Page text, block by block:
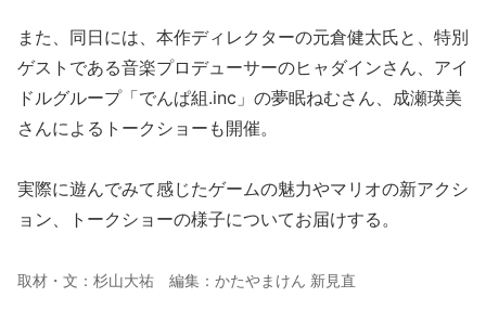
また、同日には、本作ディレクターの元倉健太氏と、特別
ゲストである音楽プロデューサーのヒャダインさん、アイ
ドルグループ「でんぱ組.inc」の夢眠ねむさん、成瀬瑛美
さんによるトークショーも開催。
実際に遊んでみて感じたゲームの魅力やマリオの新アクシ
ョン、トークショーの様子についてお届けする。
取材・文：杉山大祐 編集：かたやまけん 新見直